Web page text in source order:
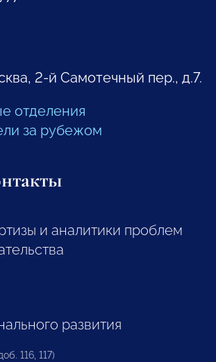
2-й Самотечный пер., д.7.
отделения
за рубежом
и аналитики проблем
развития
116, 117)